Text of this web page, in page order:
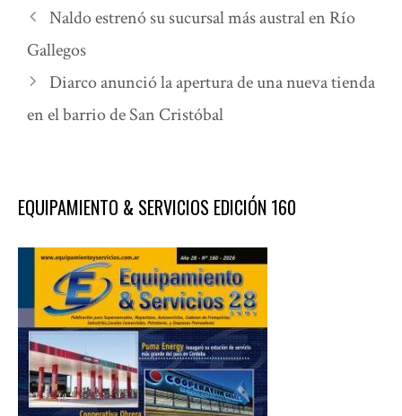
Naldo estrenó su sucursal más austral en Río
Gallegos
Diarco anunció la apertura de una nueva tienda
en el barrio de San Cristóbal
EQUIPAMIENTO & SERVICIOS EDICIÓN 160